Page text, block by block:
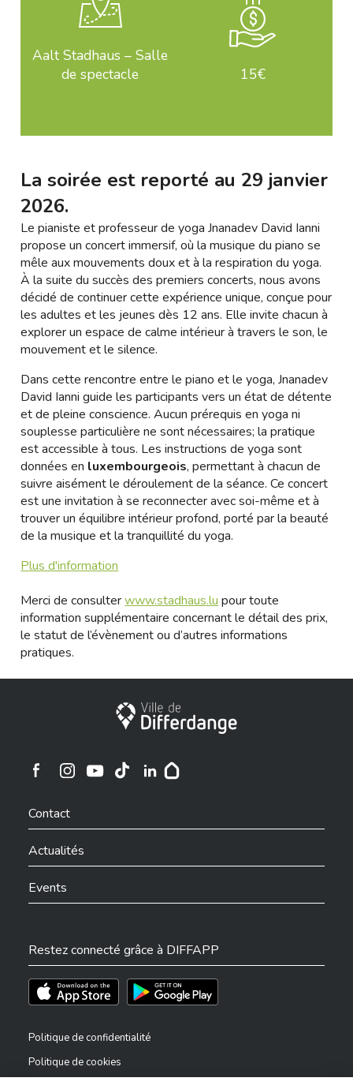
Aalt Stadhaus – Salle
de spectacle
15€
La soirée est reporté au 29 janvier
2026.
Le pianiste et professeur de yoga Jnanadev David Ianni
propose un concert immersif, où la musique du piano se
mêle aux mouvements doux et à la respiration du yoga.
À la suite du succès des premiers concerts, nous avons
décidé de continuer cette expérience unique, conçue pour
les adultes et les jeunes dès 12 ans. Elle invite chacun à
explorer un espace de calme intérieur à travers le son, le
mouvement et le silence.
Dans cette rencontre entre le piano et le yoga, Jnanadev
David Ianni guide les participants vers un état de détente
et de pleine conscience. Aucun prérequis en yoga ni
souplesse particulière ne sont nécessaires; la pratique
est accessible à tous. Les instructions de yoga sont
données en luxembourgeois, permettant à chacun de
suivre aisément le déroulement de la séance. Ce concert
est une invitation à se reconnecter avec soi-même et à
trouver un équilibre intérieur profond, porté par la beauté
de la musique et la tranquillité du yoga.
Plus d'information
Merci de consulterwww.stadhaus.lu pour toute
information supplémentaire concernant le détail des prix,
le statut de l’évènement ou d’autres informations
pratiques.
Ville de Differdange
Ville de Differdange sur Instagram
Contact
Actualités
Events
Restez connecté grâce à DIFFAPP
Téléchargez l'app sur l'App StoreTéléchargez l'app sur Play Store
Politique de confidentialité
Politique de cookies